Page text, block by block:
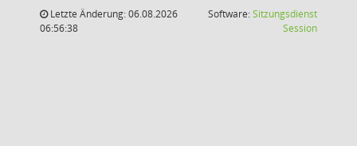
Letzte Änderung: 06.08.2026
06:56:38
Software:Sitzungsdienst
Session(Wird in